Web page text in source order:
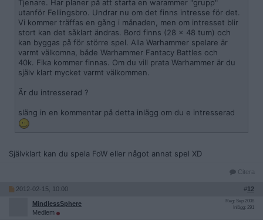
Tjenare. Har planer på att starta en warammer "grupp"
utanför Fellingsbro. Undrar nu om det finns intresse för det.
Vi kommer träffas en gång i månaden, men om intresset blir
stort kan det såklart ändras. Bord finns (28 x 48 tum) och
kan byggas på för större spel. Alla Warhammer spelare är
varmt välkomna, både Warhammer Fantacy Battles och
40k. Fika kommer finnas. Om du vill prata Warhammer är du
själv klart mycket varmt välkommen.
Är du intresserad ?
släng in en kommentar på detta inlägg om du e intresserad
Självklart kan du spela FoW eller något annat spel XD
Citera
2012-02-15, 10:00 #12
MindlessSphere
Medlem
Reg: Sep 2008
Inlägg: 291